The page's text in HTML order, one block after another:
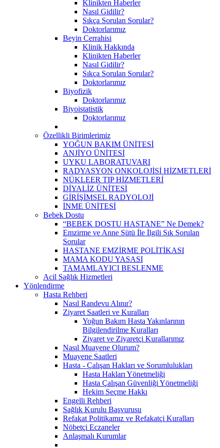
Klinikten Haberler
Nasıl Gidilir?
Sıkça Sorulan Sorular?
Doktorlarımız
Beyin Cerrahisi
Klinik Hakkında
Klinikten Haberler
Nasıl Gidilir?
Sıkça Sorulan Sorular?
Doktorlarımız
Biyofizik
Doktorlarımız
Biyoistatistik
Doktorlarımız
Özellikli Birimlerimiz
YOĞUN BAKIM ÜNİTESİ
ANJİYO ÜNİTESİ
UYKU LABORATUVARI
RADYASYON ONKOLOJİSİ HİZMETLERİ
NÜKLEER TIP HİZMETLERİ
DİYALİZ ÜNİTESİ
GİRİŞİMSEL RADYOLOJİ
İNME ÜNİTESİ
Bebek Dostu
“BEBEK DOSTU HASTANE” Ne Demek?
Emzirme ve Anne Sütü İle İlgili Sık Sorulan
Sorular
HASTANE EMZİRME POLİTİKASI
MAMA KODU YASASI
TAMAMLAYICI BESLENME
Acil Sağlık Hizmetleri
Yönlendirme
Hasta Rehberi
Nasıl Randevu Alınır?
Ziyaret Saatleri ve Kuralları
Yoğun Bakım Hasta Yakınlarının
Bilgilendirilme Kuralları
Ziyaret ve Ziyaretçi Kurallarımız
Nasıl Muayene Olurum?
Muayene Saatleri
Hasta - Çalışan Hakları ve Sorumlulukları
Hasta Hakları Yönetmeliği
Hasta Çalışan Güvenliği Yönetmeliği
Hekim Seçme Hakkı
Engelli Rehberi
Sağlık Kurulu Başvurusu
Refakat Politikamız ve Refakatçi Kuralları
Nöbetçi Eczaneler
Anlaşmalı Kurumlar